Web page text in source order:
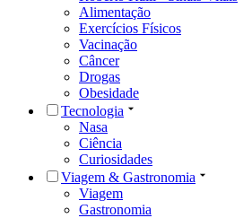
Alimentação
Exercícios Físicos
Vacinação
Câncer
Drogas
Obesidade
Tecnologia
Nasa
Ciência
Curiosidades
Viagem & Gastronomia
Viagem
Gastronomia